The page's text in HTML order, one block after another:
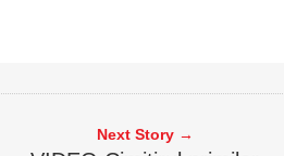
Next Story →